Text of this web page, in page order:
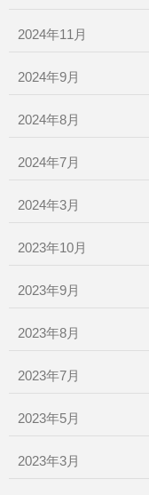
2024年11月
2024年9月
2024年8月
2024年7月
2024年3月
2023年10月
2023年9月
2023年8月
2023年7月
2023年5月
2023年3月